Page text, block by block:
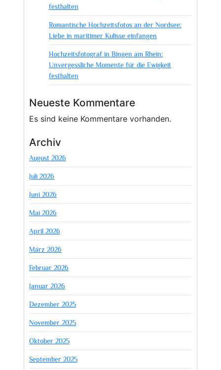
festhalten
Romantische Hochzeitsfotos an der Nordsee:
Liebe in maritimer Kulisse einfangen
Hochzeitsfotograf in Bingen am Rhein:
Unvergessliche Momente für die Ewigkeit
festhalten
Neueste Kommentare
Es sind keine Kommentare vorhanden.
Archiv
August 2026
Juli 2026
Juni 2026
Mai 2026
April 2026
März 2026
Februar 2026
Januar 2026
Dezember 2025
November 2025
Oktober 2025
September 2025